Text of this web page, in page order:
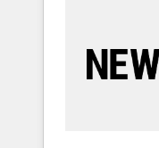
by Globalia’s
19 HubSpot-